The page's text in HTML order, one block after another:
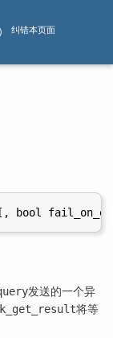
纠错本页面
发送的一个异
将等